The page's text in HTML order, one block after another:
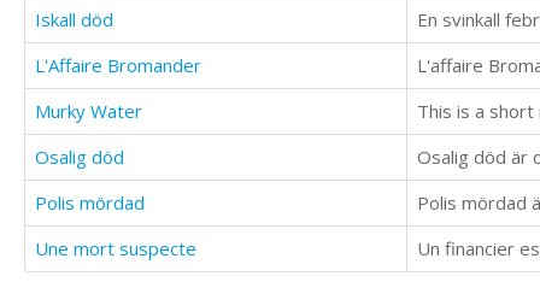
Iskall död
En svinkall
L'Affaire Bromander
Murky Water
Osalig död
Osalig död är
Polis mördad
Polis mördad
Une mort suspecte
Un financier